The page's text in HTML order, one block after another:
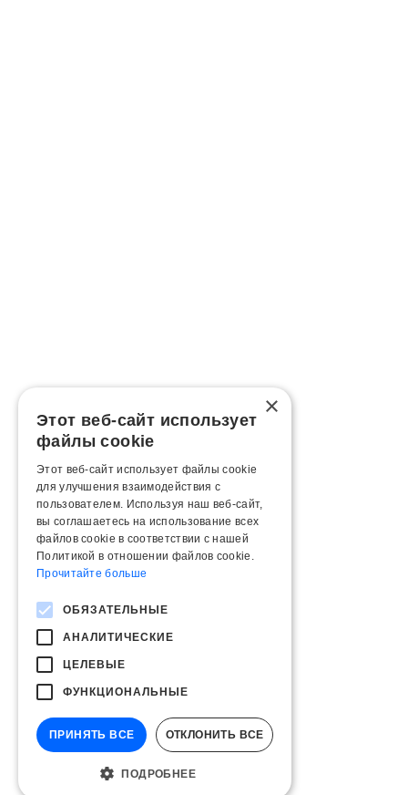
×
Этот веб-сайт использует
файлы cookie
Этот веб-сайт использует файлы cookie
для улучшения взаимодействия с
пользователем. Используя наш веб-сайт,
вы соглашаетесь на использование всех
файлов cookie в соответствии с нашей
Политикой в ​​отношении файлов cookie.
Прочитайте больше
ОБЯЗАТЕЛЬНЫЕ
АНАЛИТИЧЕСКИЕ
ЦЕЛЕВЫЕ
ФУНКЦИОНАЛЬНЫЕ
ПРИНЯТЬ ВСЕ ОТКЛОНИТЬ ВСЕ
ПОДРОБНЕЕ